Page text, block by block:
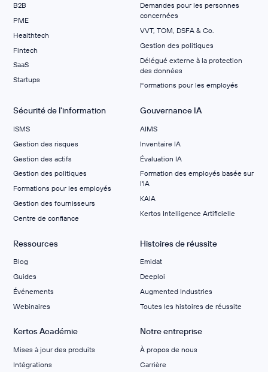
B2B
PME
Healthtech
Fintech
SaaS
Startups
Demandes pour les personnes
concernées
VVT, TOM, DSFA & Co.
Gestion des politiques
Délégué externe à la protection
des données
Formations pour les employés
Sécurité de l'information
ISMS
Gestion des risques
Gestion des actifs
Gestion des politiques
Formations pour les employés
Gestion des fournisseurs
Centre de confiance
Gouvernance IA
AIMS
Inventaire IA
Évaluation IA
Formation des employés basée sur
l'IA
KAIA
Kertos Intelligence Artificielle
Ressources
Blog
Guides
Événements
Webinaires
Histoires de réussite
Emidat
Deeploi
Augmented Industries
Toutes les histoires de réussite
Kertos Académie
Mises à jour des produits
Intégrations
Notre entreprise
À propos de nous
Carrière